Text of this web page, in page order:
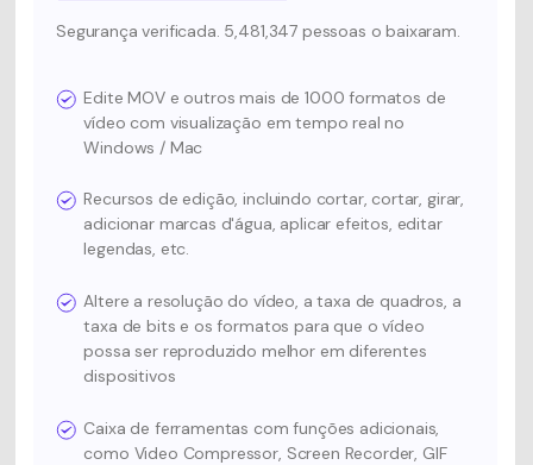
Segurança verificada. 5,481,347 pessoas o baixaram.
Edite MOV e outros mais de 1000 formatos de
vídeo com visualização em tempo real no
Windows / Mac
Recursos de edição, incluindo cortar, cortar, girar,
adicionar marcas d'água, aplicar efeitos, editar
legendas, etc.
Altere a resolução do vídeo, a taxa de quadros, a
taxa de bits e os formatos para que o vídeo
possa ser reproduzido melhor em diferentes
dispositivos
Caixa de ferramentas com funções adicionais,
como Video Compressor, Screen Recorder, GIF